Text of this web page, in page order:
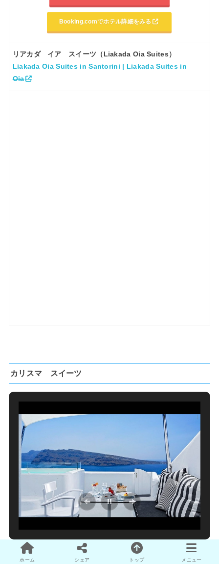
Booking.comでホテル詳細をみる
リアカダ イア スイーツ（Liakada Oia Suites）
Liakada Oia Suites in Santorini | Liakada Suites in
Oia
カリスマ スイーツ
ホーム シェア トップ メニュー